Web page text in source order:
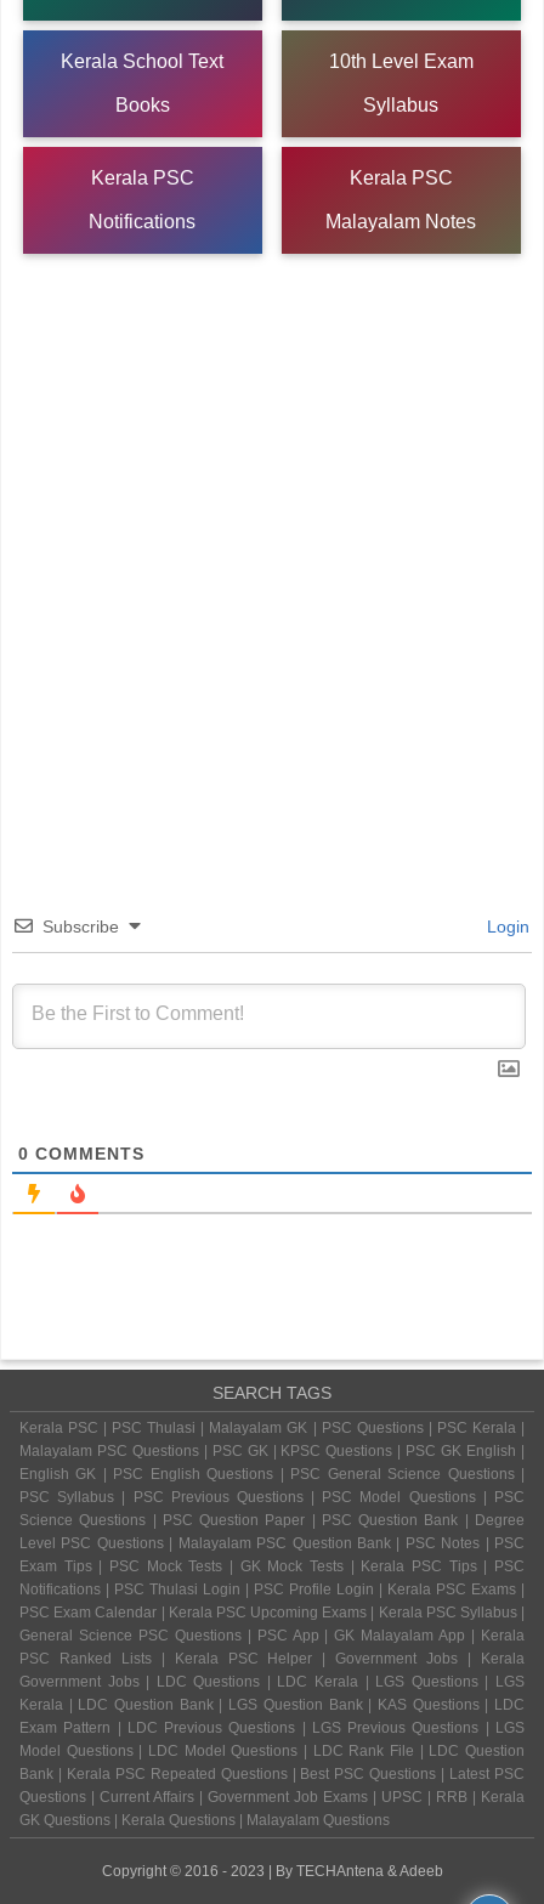
Kerala School Text
Books
10th Level Exam
Syllabus
Kerala PSC
Notifications
Kerala PSC
Malayalam Notes
Subscribe Login
0 COMMENTS
SEARCH TAGS
Kerala PSC | PSC Thulasi | Malayalam GK | PSC Questions | PSC Kerala |
Malayalam PSC Questions | PSC GK | KPSC Questions | PSC GK English |
English GK | PSC English Questions | PSC General Science Questions |
PSC Syllabus | PSC Previous Questions | PSC Model Questions | PSC
Science Questions | PSC Question Paper | PSC Question Bank | Degree
Level PSC Questions | Malayalam PSC Question Bank | PSC Notes | PSC
Exam Tips | PSC Mock Tests | GK Mock Tests | Kerala PSC Tips | PSC
Notifications | PSC Thulasi Login | PSC Profile Login | Kerala PSC Exams |
PSC Exam Calendar | Kerala PSC Upcoming Exams | Kerala PSC Syllabus |
General Science PSC Questions | PSC App | GK Malayalam App | Kerala
PSC Ranked Lists | Kerala PSC Helper | Government Jobs | Kerala
Government Jobs | LDC Questions | LDC Kerala | LGS Questions | LGS
Kerala | LDC Question Bank | LGS Question Bank | KAS Questions | LDC
Exam Pattern | LDC Previous Questions | LGS Previous Questions | LGS
Model Questions | LDC Model Questions | LDC Rank File | LDC Question
Bank | Kerala PSC Repeated Questions | Best PSC Questions | Latest PSC
Questions | Current Affairs | Government Job Exams | UPSC | RRB | Kerala
GK Questions | Kerala Questions | Malayalam Questions
Copyright © 2016 - 2023 | By TECHAntena & Adeeb